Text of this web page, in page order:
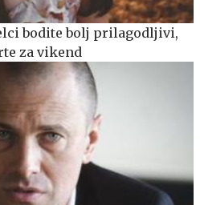
bodite bolj prilagodljivi,
za vikend